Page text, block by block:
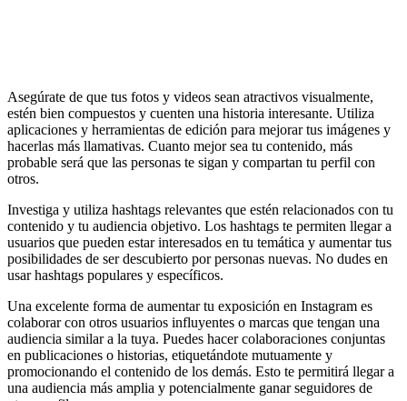
Asegúrate de que tus fotos y videos sean atractivos visualmente,
estén bien compuestos y cuenten una historia interesante. Utiliza
aplicaciones y herramientas de edición para mejorar tus imágenes y
hacerlas más llamativas. Cuanto mejor sea tu contenido, más
probable será que las personas te sigan y compartan tu perfil con
otros.
Investiga y utiliza hashtags relevantes que estén relacionados con tu
contenido y tu audiencia objetivo. Los hashtags te permiten llegar a
usuarios que pueden estar interesados en tu temática y aumentar tus
posibilidades de ser descubierto por personas nuevas. No dudes en
usar hashtags populares y específicos.
Una excelente forma de aumentar tu exposición en Instagram es
colaborar con otros usuarios influyentes o marcas que tengan una
audiencia similar a la tuya. Puedes hacer colaboraciones conjuntas
en publicaciones o historias, etiquetándote mutuamente y
promocionando el contenido de los demás. Esto te permitirá llegar a
una audiencia más amplia y potencialmente ganar seguidores de